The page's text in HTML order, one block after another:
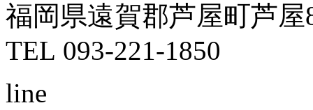
福岡県遠賀郡芦屋町芦屋
TEL 093-221-1850
line